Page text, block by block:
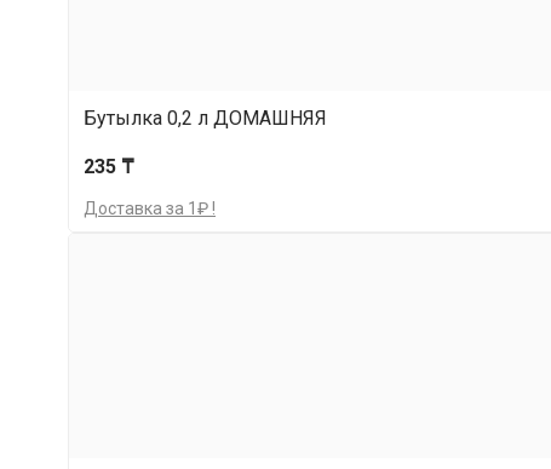
Бутылка 0,2 л ДОМАШНЯЯ
235 ₸
Доставка за 1₽ !